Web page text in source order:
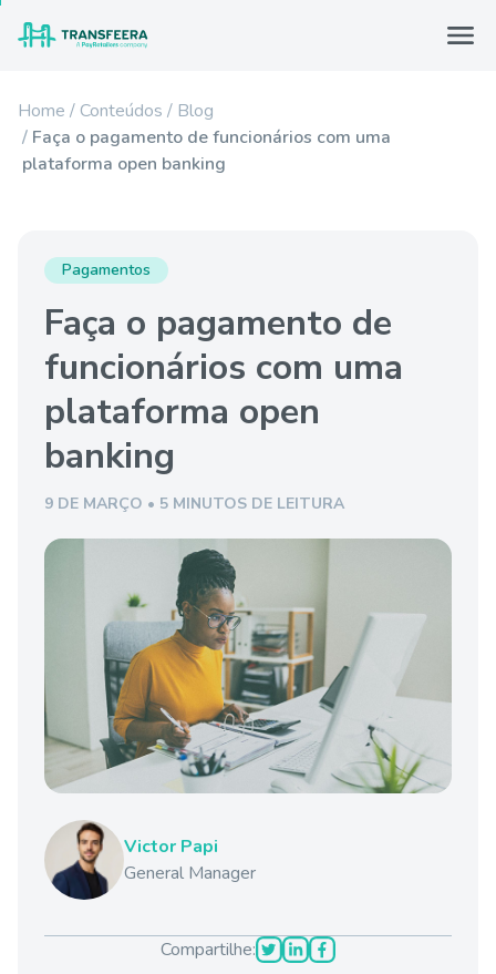
Home Conteúdos
Blog
Faça o pagamento de funcionários com uma
plataforma open banking
Pagamentos
Faça o pagamento de
funcionários com uma
plataforma open
banking
9 DE MARÇO • 5 MINUTOS DE LEITURA
Victor Papi
General Manager
Compartilhe: